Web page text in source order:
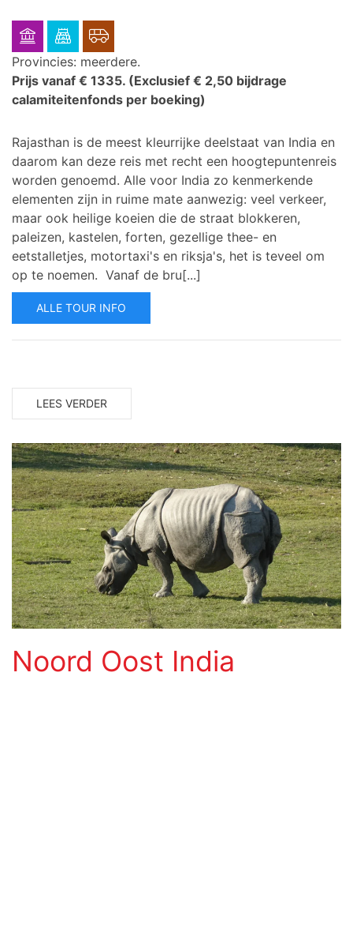
Provincies: meerdere.
Prijs vanaf € 1335. (Exclusief € 2,50 bijdrage
calamiteitenfonds per boeking)
Rajasthan is de meest kleurrijke deelstaat van India en
daarom kan deze reis met recht een hoogtepuntenreis
worden genoemd. Alle voor India zo kenmerkende
elementen zijn in ruime mate aanwezig: veel verkeer,
maar ook heilige koeien die de straat blokkeren,
paleizen, kastelen, forten, gezellige thee- en
eetstalletjes, motortaxi's en riksja's, het is teveel om
op te noemen. Vanaf de bru[...]
ALLE TOUR INFO
LEES VERDER
Noord Oost India